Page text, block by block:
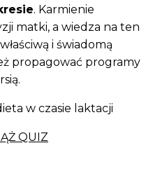
. Karmienie
matki, a wiedza na ten
i świadomą
propagować programy
w czasie laktacji
QUIZ